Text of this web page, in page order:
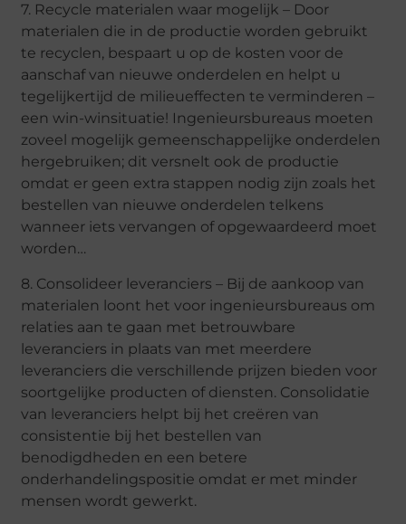
7. Recycle materialen waar mogelijk – Door
materialen die in de productie worden gebruikt
te recyclen, bespaart u op de kosten voor de
aanschaf van nieuwe onderdelen en helpt u
tegelijkertijd de milieueffecten te verminderen –
een win-winsituatie! Ingenieursbureaus moeten
zoveel mogelijk gemeenschappelijke onderdelen
hergebruiken; dit versnelt ook de productie
omdat er geen extra stappen nodig zijn zoals het
bestellen van nieuwe onderdelen telkens
wanneer iets vervangen of opgewaardeerd moet
worden…
8. Consolideer leveranciers – Bij de aankoop van
materialen loont het voor ingenieursbureaus om
relaties aan te gaan met betrouwbare
leveranciers in plaats van met meerdere
leveranciers die verschillende prijzen bieden voor
soortgelijke producten of diensten. Consolidatie
van leveranciers helpt bij het creëren van
consistentie bij het bestellen van
benodigdheden en een betere
onderhandelingspositie omdat er met minder
mensen wordt gewerkt.